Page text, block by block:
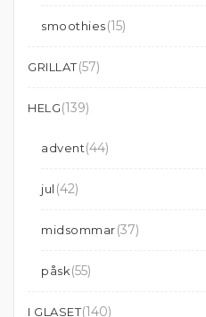
smoothies(15)
GRILLAT(57)
HELG(139)
advent(44)
jul (42)
midsommar(37)
påsk(55)
I GLASET(140)